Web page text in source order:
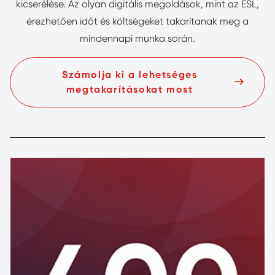
kicserélése. Az olyan digitális megoldások, mint az ESL,
érezhetően időt és költségeket takarítanak meg a
mindennapi munka során.
Számolja ki a lehetséges
megtakarításokat most